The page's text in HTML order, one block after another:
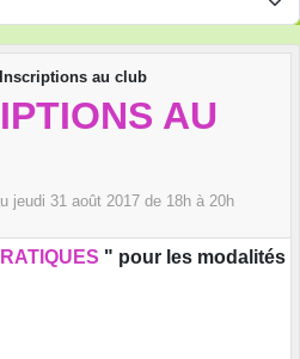
Inscriptions au club
AU
jeudi 31 août 2017 de 18h à 20h
" pour les modalités